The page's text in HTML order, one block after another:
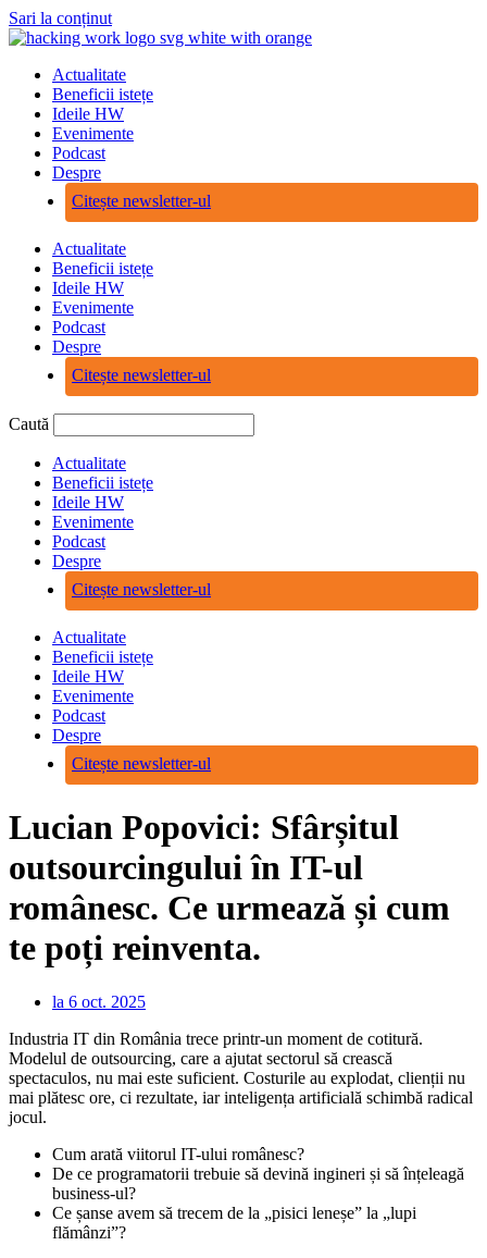
Sari la conținut
Actualitate
Beneficii istețe
Ideile HW
Evenimente
Podcast
Despre
Citește newsletter-ul
Actualitate
Beneficii istețe
Ideile HW
Evenimente
Podcast
Despre
Citește newsletter-ul
Caută
Actualitate
Beneficii istețe
Ideile HW
Evenimente
Podcast
Despre
Citește newsletter-ul
Actualitate
Beneficii istețe
Ideile HW
Evenimente
Podcast
Despre
Citește newsletter-ul
Lucian Popovici: Sfârșitul
outsourcingului în IT-ul
românesc. Ce urmează și cum
te poți reinventa.
la 6 oct. 2025
Industria IT din România trece printr-un moment de cotitură.
Modelul de outsourcing, care a ajutat sectorul să crească
spectaculos, nu mai este suficient. Costurile au explodat, clienții nu
mai plătesc ore, ci rezultate, iar inteligența artificială schimbă radical
jocul.
Cum arată viitorul IT-ului românesc?
De ce programatorii trebuie să devină ingineri și să înțeleagă
business-ul?
Ce șanse avem să trecem de la „pisici leneșe” la „lupi
flămânzi”?